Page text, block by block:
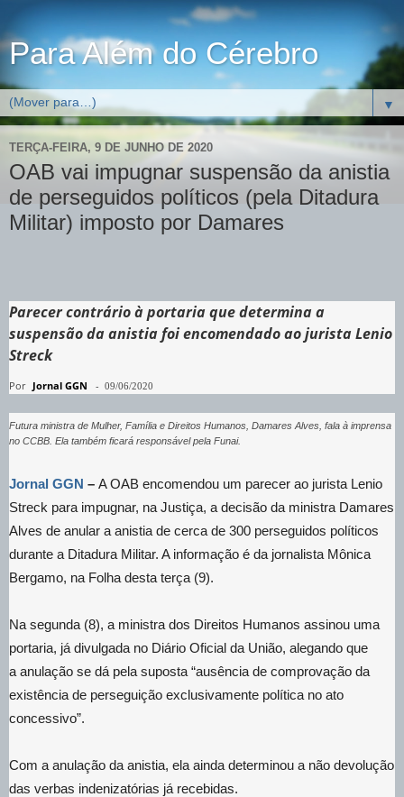
Para Além do Cérebro
▼
TERÇA-FEIRA, 9 DE JUNHO DE 2020
OAB vai impugnar suspensão da anistia
de perseguidos políticos (pela Ditadura
Militar) imposto por Damares
Parecer contrário à portaria que determina a
suspensão da anistia foi encomendado ao jurista Lenio
Streck
Por Jornal GGN - 09/06/2020
Futura ministra de Mulher, Família e Direitos Humanos, Damares Alves, fala à imprensa
no CCBB. Ela também ficará responsável pela Funai.
Jornal GGN – A OAB encomendou um parecer ao jurista Lenio
Streck para impugnar, na Justiça, a decisão da ministra Damares
Alves de anular a anistia de cerca de 300 perseguidos políticos
durante a Ditadura Militar. A informação é da jornalista Mônica
Bergamo, na Folha desta terça (9).
Na segunda (8), a ministra dos Direitos Humanos assinou uma
portaria, já divulgada no Diário Oficial da União, alegando que
a anulação se dá pela suposta “ausência de comprovação da
existência de perseguição exclusivamente política no ato
concessivo”.
Com a anulação da anistia, ela ainda determinou a não devolução
das verbas indenizatórias já recebidas.